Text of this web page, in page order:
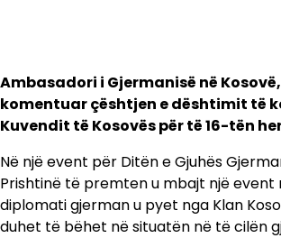
Ambasadori i Gjermanisë në
komentuar çështjen e dështimit të
Kuvendit të Kosovës për të 16-tën
Në një event për Ditën e Gjuhës
Prishtinë të premten u mbajt një event
diplomati gjerman u pyet nga Klan
duhet të bëhet në situatën në të cilën